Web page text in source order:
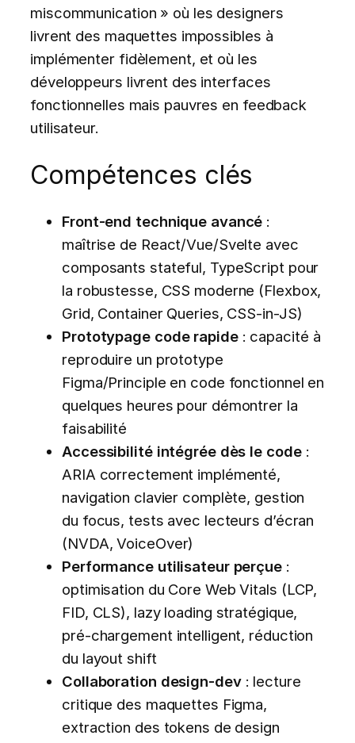
miscommunication » où les designers
livrent des maquettes impossibles à
implémenter fidèlement, et où les
développeurs livrent des interfaces
fonctionnelles mais pauvres en feedback
utilisateur.
Compétences clés
Front-end technique avancé :
maîtrise de React/Vue/Svelte avec
composants stateful, TypeScript pour
la robustesse, CSS moderne (Flexbox,
Grid, Container Queries, CSS-in-JS)
Prototypage code rapide: capacité à
reproduire un prototype
Figma/Principle en code fonctionnel en
quelques heures pour démontrer la
faisabilité
Accessibilité intégrée dès le code:
ARIA correctement implémenté,
navigation clavier complète, gestion
du focus, tests avec lecteurs d’écran
(NVDA, VoiceOver)
Performance utilisateur perçue :
optimisation du Core Web Vitals (LCP,
FID, CLS), lazy loading stratégique,
pré-chargement intelligent, réduction
du layout shift
Collaboration design-dev: lecture
critique des maquettes Figma,
extraction des tokens de design